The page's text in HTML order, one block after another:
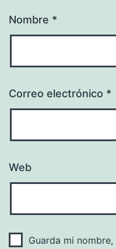
Nombre *
Correo electrónico *
Web
Guarda mi